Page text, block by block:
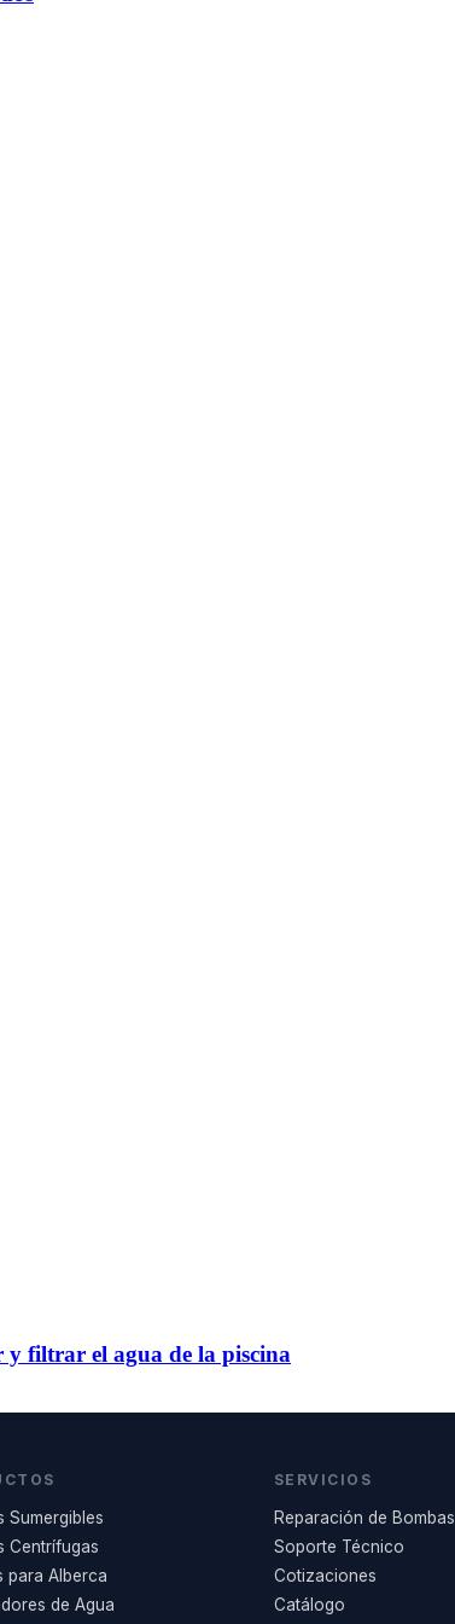
filtrar el agua de la piscina
Sumergibles
Centrífugas
para Alberca
de Agua
SERVICIOS
Reparación de Bombas
Soporte Técnico
Cotizaciones
Catálogo